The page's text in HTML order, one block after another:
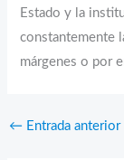
Estado y la
constantemente
márgenes o por
← Entrada anterior